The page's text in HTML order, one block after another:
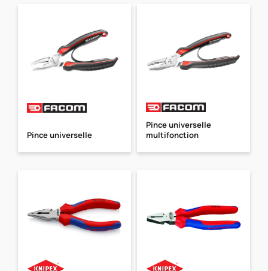
Pince universelle
Pince universelle
multifonction